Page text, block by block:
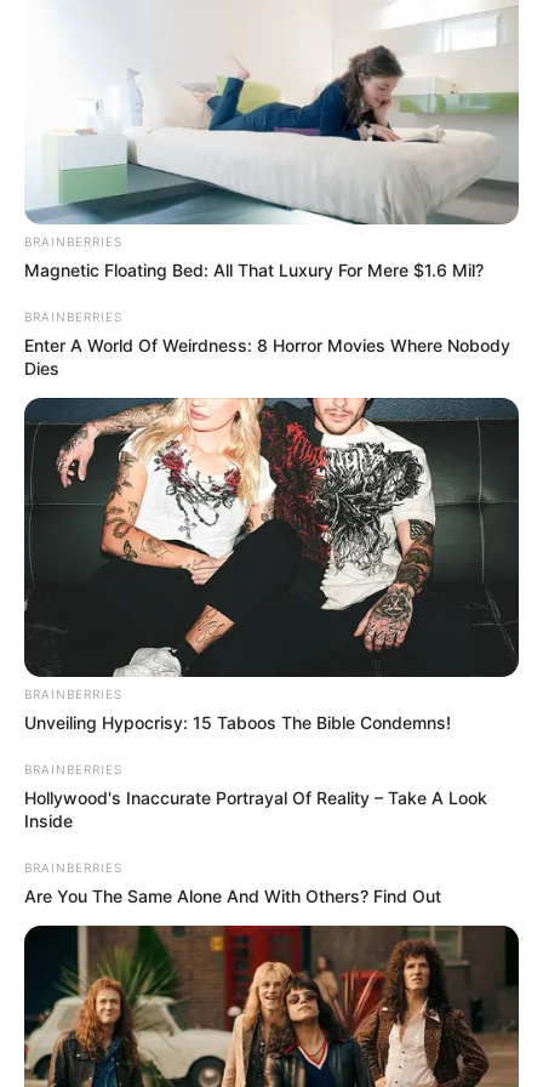
Már most óriási indulatokat kavarnak a 14. havi
nyugdíj körüli új szabályok, miután kiszivárogtak a
következő kifizetési időszak részletei. Rengeteg
nyugdíjas abban reménykedett, hogy
automatikusan érkezik majd az extra pénz, de a
háttérben sokkal szigorúbb feltételek húzódnak
meg, mint azt korábban gondolták.
Egyre többen próbálják kideríteni, vajon rajta
BRAINBERRIES
Magnetic Floating Bed: All That Luxury For Mere $1.6 Mil?
BRAINBERRIES
Enter A World Of Weirdness: 8 Horror Movies Where Nobody
Dies
BRAINBERRIES
Unveiling Hypocrisy: 15 Taboos The Bible Condemns!
BRAINBERRIES
Hollywood's Inaccurate Portrayal Of Reality – Take A Look
Inside
BRAINBERRIES
Are You The Same Alone And With Others? Find Out